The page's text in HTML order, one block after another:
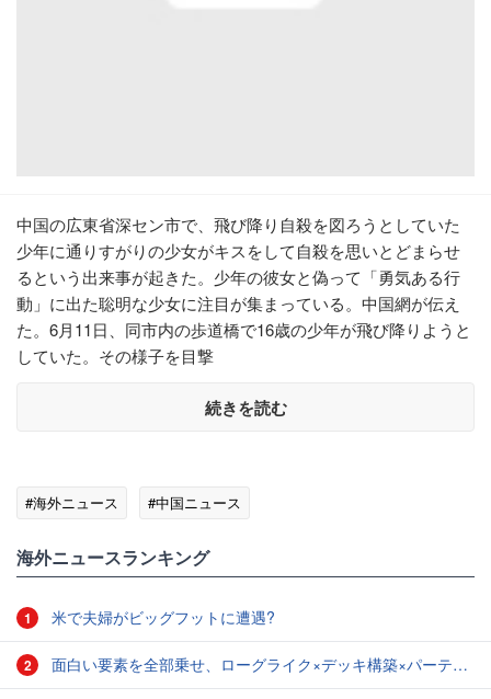
中国の広東省深セン市で、飛び降り自殺を図ろうとしていた
少年に通りすがりの少女がキスをして自殺を思いとどまらせ
るという出来事が起きた。少年の彼女と偽って「勇気ある行
動」に出た聡明な少女に注目が集まっている。中国網が伝え
た。6月11日、同市内の歩道橋で16歳の少年が飛び降りようと
していた。その様子を目撃
続きを読む
#海外ニュース #中国ニュース
海外ニュースランキング
1 米で夫婦がビッグフットに遭遇?
2 面白い要素を全部乗せ、ローグライク×デッキ構築×パーティ制RPGの「Chrono Ark」を遊んでみた